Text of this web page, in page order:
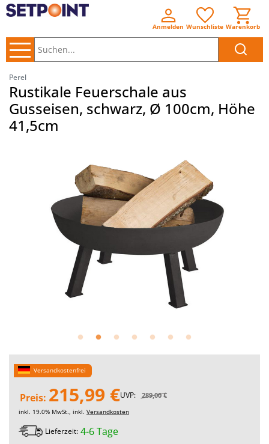
Anmelden Wunschliste Warenkorb
Perel
Rustikale Feuerschale aus
Gusseisen, schwarz, Ø 100cm, Höhe
41,5cm
Versandkostenfrei
Preis: 215,99 €UVP: 289,00 €
inkl. 19.0% MwSt., inkl. Versandkosten
Lieferzeit: 4-6 Tage